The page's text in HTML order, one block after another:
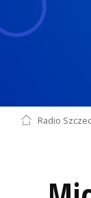
Radio